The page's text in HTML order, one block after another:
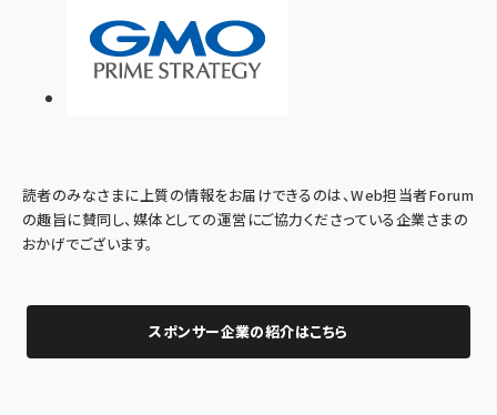
読者のみなさまに上質の情報をお届けできるのは、Web担当者Forum
の趣旨に賛同し、媒体としての運営にご協力くださっている企業さまの
おかげでございます。
スポンサー企業の紹介はこちら